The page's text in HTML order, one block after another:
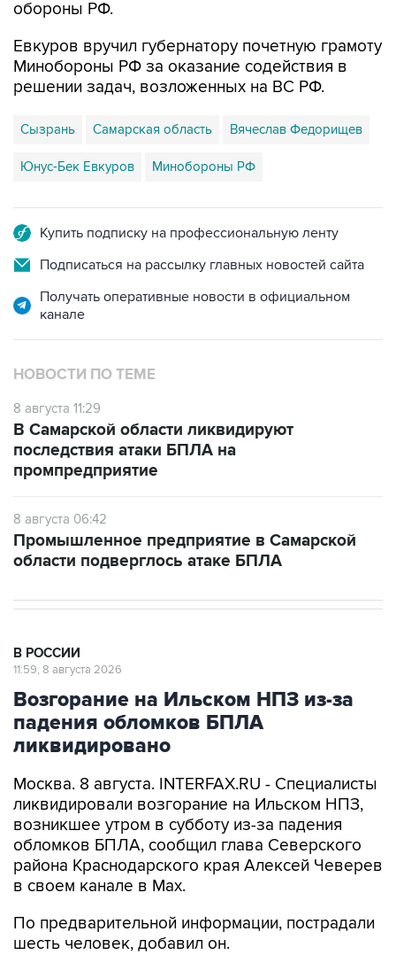
обороны РФ.
Евкуров вручил губернатору почетную грамоту
Минобороны РФ за оказание содействия в
решении задач, возложенных на ВС РФ.
Сызрань Самарская область Вячеслав Федорищев
Юнус-Бек Евкуров Минобороны РФ
Купить подписку на профессиональную ленту
Подписаться на рассылку главных новостей сайта
Получать оперативные новости в официальном
канале
НОВОСТИ ПО ТЕМЕ
8 августа 11:29
В Самарской области ликвидируют
последствия атаки БПЛА на
промпредприятие
8 августа 06:42
Промышленное предприятие в Самарской
области подверглось атаке БПЛА
В РОССИИ
11:59, 8 августа 2026
Возгорание на Ильском НПЗ из-за
падения обломков БПЛА
ликвидировано
Москва. 8 августа. INTERFAX.RU - Специалисты
ликвидировали возгорание на Ильском НПЗ,
возникшее утром в субботу из-за падения
обломков БПЛА, сообщил глава Северского
района Краснодарского края Алексей Чеверев
в своем канале в Max.
По предварительной информации, пострадали
шесть человек, добавил он.